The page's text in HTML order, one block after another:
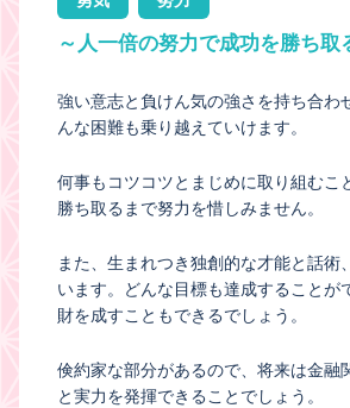
～人一倍の努力で成功を勝ち取
強い意志と負けん気の強さを持ち合わ
んな困難も乗り越えていけます。
何事もコツコツとまじめに取り組むこ
勝ち取るまで努力を惜しみません。
また、生まれつき独創的な才能と話術
います。どんな目標も達成することが
財を成すこともできるでしょう。
倹約家な部分があるので、将来は金融
と実力を発揮できることでしょう。